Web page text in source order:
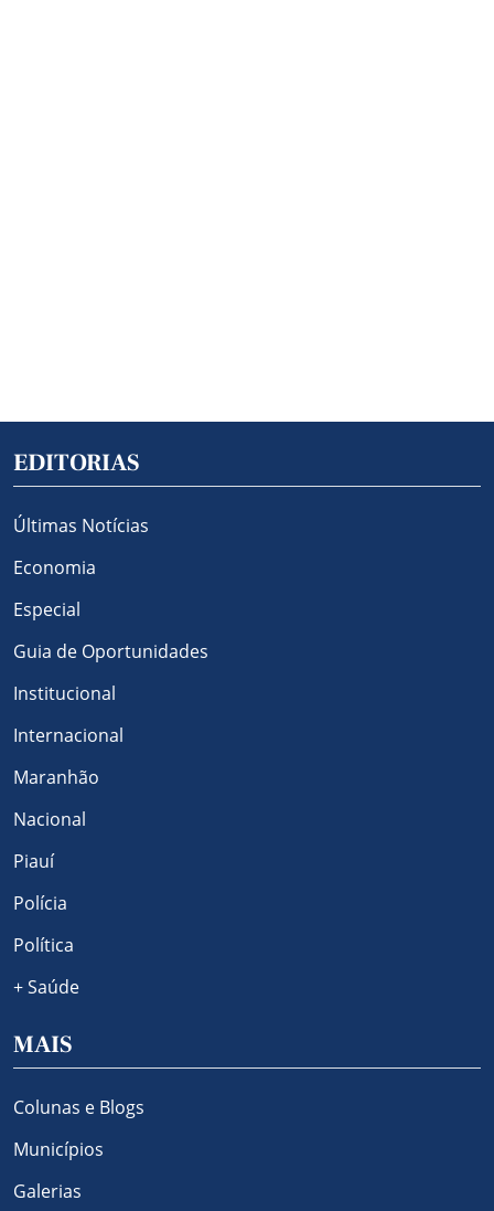
EDITORIAS
Últimas Notícias
Economia
Especial
Guia de Oportunidades
Institucional
Internacional
Maranhão
Nacional
Piauí
Polícia
Política
+ Saúde
MAIS
Colunas e Blogs
Municípios
Galerias